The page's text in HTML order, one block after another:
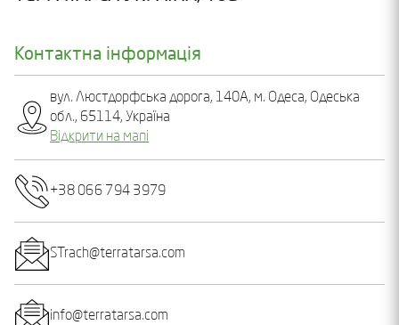
Контактна інформація
вул. Люстдорфська дорога, 140А, м. Одеса, Одеська
обл., 65114, Україна
Відкрити на мапі
+38 066 794 3979
STrach@terratarsa.com
info@terratarsa.com